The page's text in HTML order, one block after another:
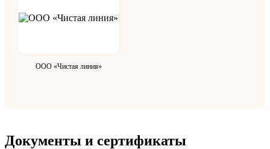
ООО «Чистая линия»
Документы и сертификаты